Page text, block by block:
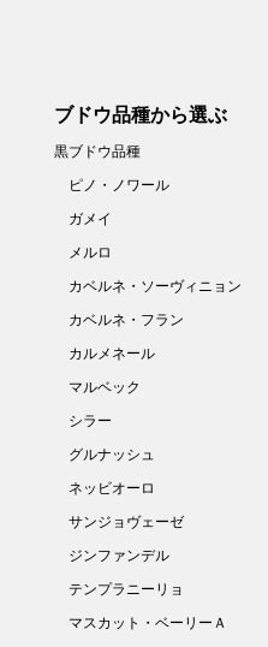
ブドウ品種から選ぶ
黒ブドウ品種
ピノ・ノワール
ガメイ
メルロ
カベルネ・ソーヴィニョン
カベルネ・フラン
カルメネール
マルベック
シラー
グルナッシュ
ネッビオーロ
サンジョヴェーゼ
ジンファンデル
テンプラニーリョ
マスカット・ベーリーＡ